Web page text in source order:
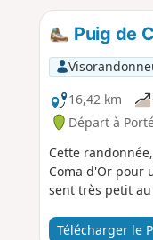
Puig de
16,42 km
Départ à
Cette
Coma d'Or pour
sent très petit
Télécharger le